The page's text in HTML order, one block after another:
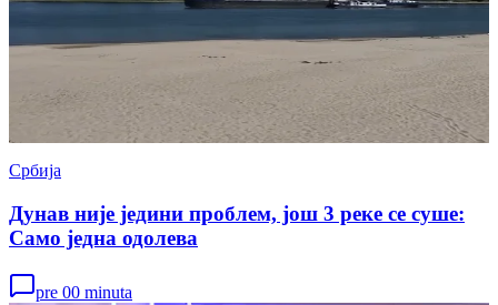
Србија
Дунав није једини проблем, још 3 реке се суше:
Само једна одолева
pre 00 minuta